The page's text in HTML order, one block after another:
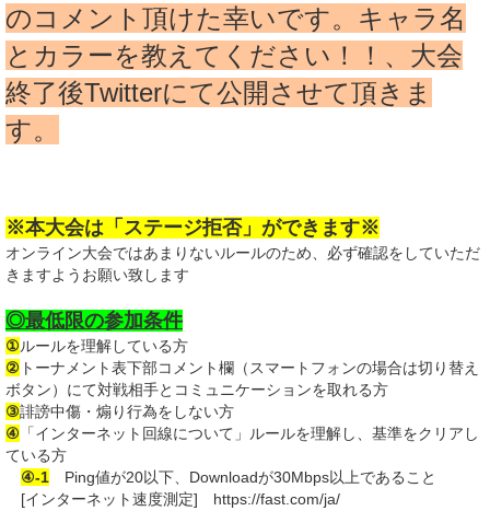
のコメント頂けた幸いです。キャラ名
とカラーを教えてください！！、大会
終了後Twitterにて公開させて頂きま
す。
※本大会は「ステージ拒否」ができます※
オンライン大会ではあまりないルールのため、必ず確認をしていただ
きますようお願い致します
◎最低限の参加条件
①ルールを理解している方
② トーナメント表下部コメント欄（スマートフォンの場合は切り替え
ボタン）にて対戦相手とコミュニケーションを取れる方
③誹謗中傷・煽り行為をしない方
④ 「インターネット回線について」ルールを理解し、基準をクリアし
ている方
④-1 Ping値が20以下、Downloadが30Mbps以上であること
[インターネット速度測定] https://fast.com/ja/